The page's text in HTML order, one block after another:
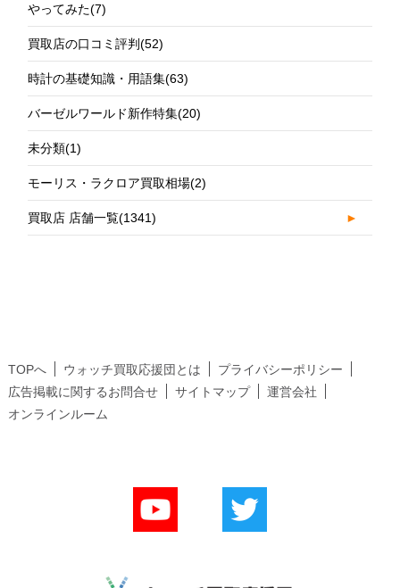
やってみた(7)
買取店の口コミ評判(52)
時計の基礎知識・用語集(63)
バーゼルワールド新作特集(20)
未分類(1)
モーリス・ラクロア買取相場(2)
買取店 店舗一覧(1341) ►
TOPへ ウォッチ買取応援団とは
プライバシーポリシー
広告掲載に関するお問合せ
サイトマップ
運営会社
オンラインルーム